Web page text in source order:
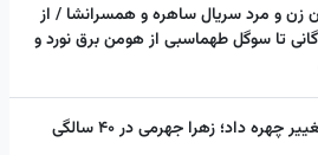
زن و مرد سریال ساهره و همسرانشا / از
تا سوگل طهماسبی از هومن برق نورد و
داد؛ زهرا جهرمی در ۴۰ سالگی